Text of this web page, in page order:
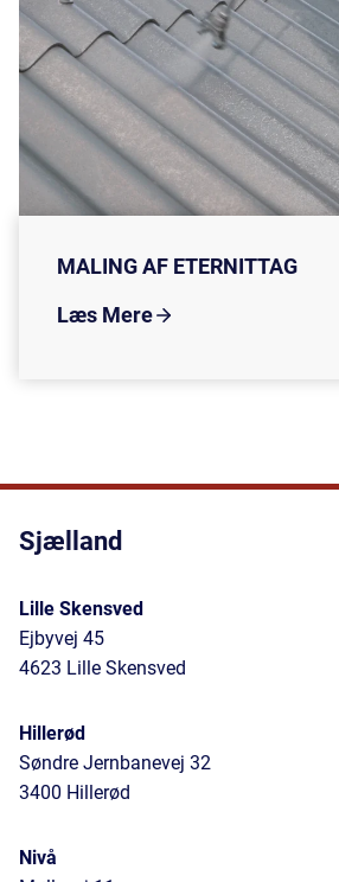
MALING AF ETERNITTAG
Læs Mere
Sjælland
Lille Skensved
Ejbyvej 45
4623 Lille Skensved
Hillerød
Søndre Jernbanevej 32
3400 Hillerød
Nivå